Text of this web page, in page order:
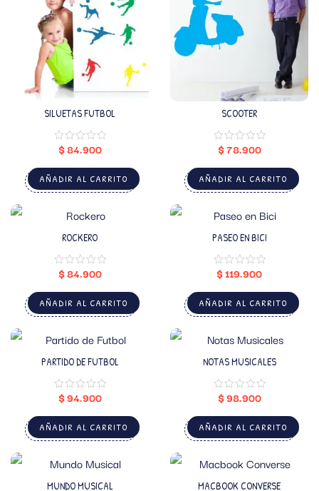
SILUETAS FUTBOL
$84.900
AÑADIR AL CARRITO
SCOOTER
$78.900
AÑADIR AL CARRITO
ROCKERO
$84.900
AÑADIR AL CARRITO
PASEO EN BICI
$119.900
AÑADIR AL CARRITO
PARTIDO DE FUTBOL
$94.900
AÑADIR AL CARRITO
NOTAS MUSICALES
$98.900
AÑADIR AL CARRITO
MUNDO MUSICAL MACBOOK CONVERSE